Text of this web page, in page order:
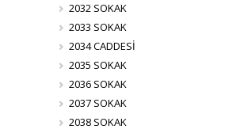
2032 SOKAK
2033 SOKAK
2034 CADDESİ
2035 SOKAK
2036 SOKAK
2037 SOKAK
2038 SOKAK